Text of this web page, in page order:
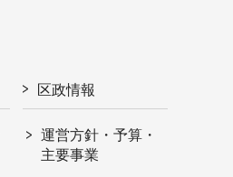
区政情報
運営方針・予算・
主要事業